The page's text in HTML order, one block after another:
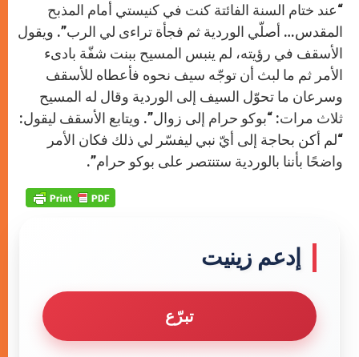
“عند ختام السنة الفائتة كنت في كنيستي أمام المذبح
المقدس… أصلّي الوردية ثم فجأة تراءى لي الرب”. ويقول
الأسقف في رؤيته، لم ينبس المسيح ببنت شفّة بادىء
الأمر ثم ما لبث أن توجّه سيف نحوه فأعطاه للأسقف
وسرعان ما تحوّل السيف إلى الوردية وقال له المسيح
ثلاث مرات: “بوكو حرام إلى زوال”. ويتابع الأسقف ليقول:
“لم أكن بحاجة إلى أيّ نبي ليفسّر لي ذلك فكان الأمر
واضحًا بأننا بالوردية ستنتصر على بوكو حرام”.
إدعم زينيت
تبرّع